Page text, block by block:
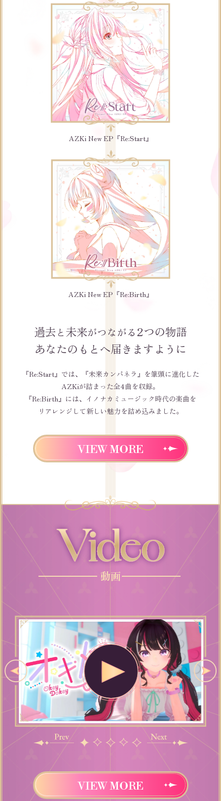
AZKi New EP『Re:Start』
AZKi New EP『Re:Birth』
過去と未来がつながる2つの物語
あなたのもとへ届きますように
『Re:Start』では、『未来カンパネラ』を筆頭に進化した
AZKiが詰まった全4曲を収録。
『Re:Birth』には、イノナカミュージック時代の楽曲を
リアレンジして新しい魅力を詰め込みました。
VIEW MORE
動画
VIEW MORE